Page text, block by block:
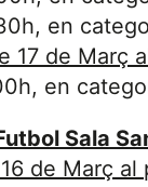
en
17 de Març
en
Sala
de Març al